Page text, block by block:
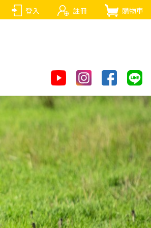
登入 註冊 購物車